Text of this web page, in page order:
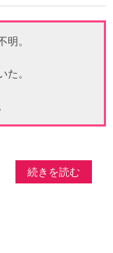
明。
た。
続きを読む